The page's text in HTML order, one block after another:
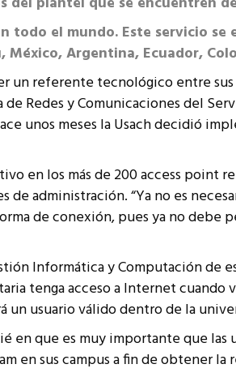
Técnicos
a REUNA
el mundo. Este servicio se
Argentina, Ecuador,
un referente tecnológico entre
de Redes y Comunicaciones del
unos meses la Usach decidió
en los más de 200 access point
administración. “Ya no es
de conexión, pues ya no
Informática y Computación de
tenga acceso a Internet
usuario válido dentro de la
en que es muy importante que las
en sus campus a fin de obtener